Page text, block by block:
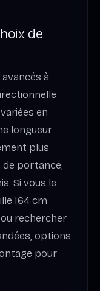
de
avancés à
en
longueur
plus
portance;
Si vous le
164 cm
rechercher
options
pour